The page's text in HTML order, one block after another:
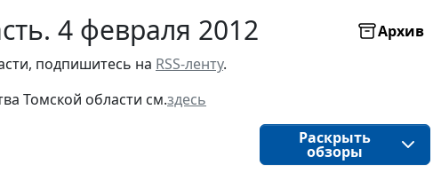
4 февраля 2012
Архив
подпишитесь на RSS-ленту.
Томской области см.здесь
Раскрыть
обзоры